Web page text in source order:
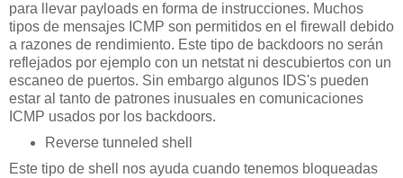
para llevar payloads en forma de instrucciones. Muchos
tipos de mensajes ICMP son permitidos en el firewall debido
a razones de rendimiento. Este tipo de backdoors no serán
reflejados por ejemplo con un netstat ni descubiertos con un
escaneo de puertos. Sin embargo algunos IDS's pueden
estar al tanto de patrones inusuales en comunicaciones
ICMP usados por los backdoors.
Reverse tunneled shell
Este tipo de shell nos ayuda cuando tenemos bloqueadas